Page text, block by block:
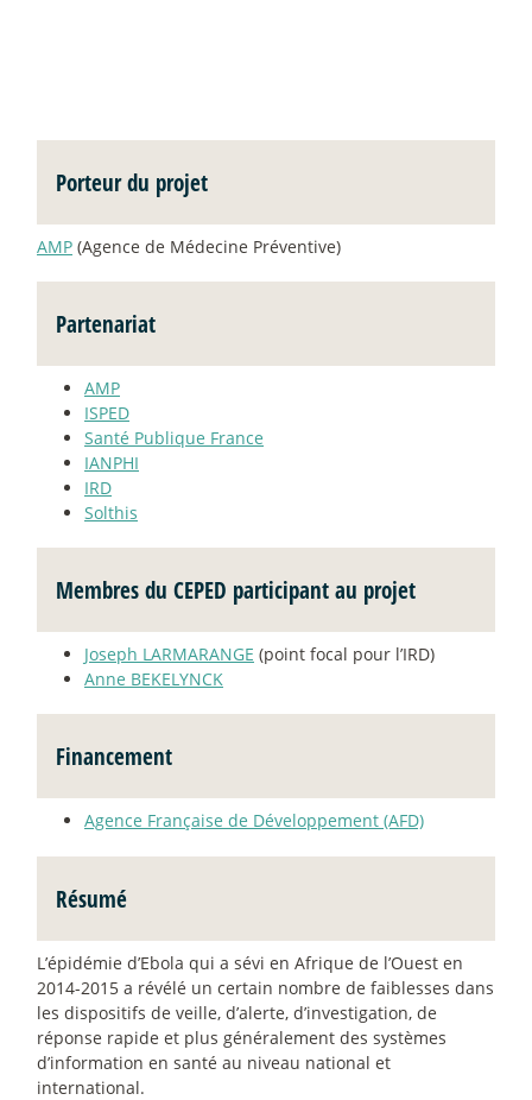
Porteur du projet
AMP (Agence de Médecine Préventive)
Partenariat
AMP
ISPED
Santé Publique France
IANPHI
IRD
Solthis
Membres du CEPED participant au projet
Joseph LARMARANGE (point focal pour l’IRD)
Anne BEKELYNCK
Financement
Agence Française de Développement (AFD)
Résumé
L’épidémie d’Ebola qui a sévi en Afrique de l’Ouest en
2014-2015 a révélé un certain nombre de faiblesses dans
les dispositifs de veille, d’alerte, d’investigation, de
réponse rapide et plus généralement des systèmes
d’information en santé au niveau national et
international.